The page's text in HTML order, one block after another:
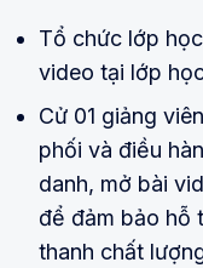
Tổ chức lớp
video tại lớp
Cử 01 giảng
phối và điều
danh, mở bài
để đảm bảo hỗ
thanh chất